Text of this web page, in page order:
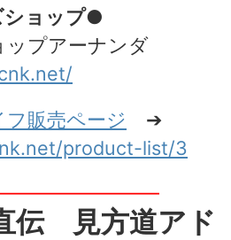
ショップ●
プアーナンダ
販売ページ ➔
product-list/3
伝 見方道アド